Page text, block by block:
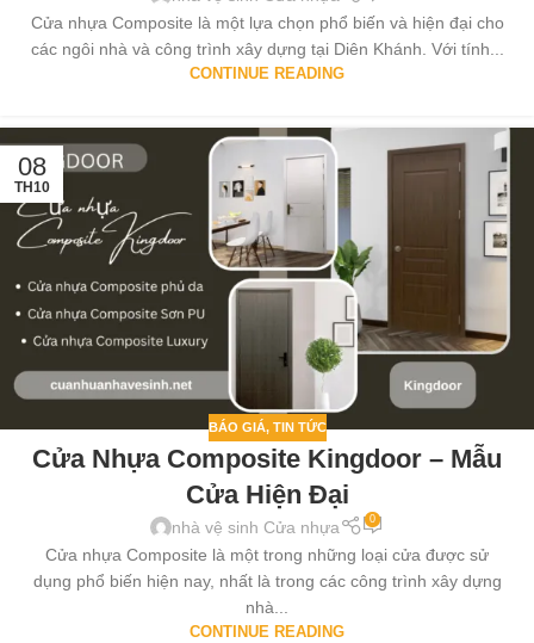
Cửa nhựa Composite là một lựa chọn phổ biến và hiện đại cho
các ngôi nhà và công trình xây dựng tại Diên Khánh. Với tính...
CONTINUE READING
08
TH10
BÁO GIÁ, TIN TỨC
Cửa Nhựa Composite Kingdoor – Mẫu
Cửa Hiện Đại
nhà vệ sinh Cửa nhựa 0
Cửa nhựa Composite là một trong những loại cửa được sử
dụng phổ biến hiện nay, nhất là trong các công trình xây dựng
nhà...
CONTINUE READING